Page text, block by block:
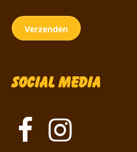
Social Media